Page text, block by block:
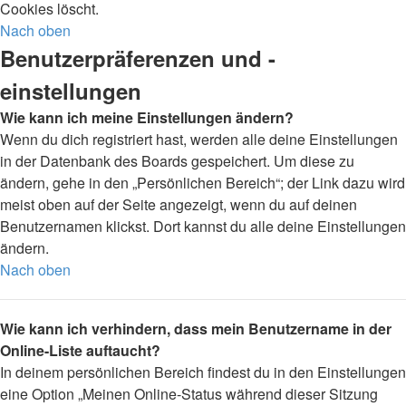
Cookies löscht.
Nach oben
Benutzerpräferenzen und -
einstellungen
Wie kann ich meine Einstellungen ändern?
Wenn du dich registriert hast, werden alle deine Einstellungen
in der Datenbank des Boards gespeichert. Um diese zu
ändern, gehe in den „Persönlichen Bereich“; der Link dazu wird
meist oben auf der Seite angezeigt, wenn du auf deinen
Benutzernamen klickst. Dort kannst du alle deine Einstellungen
ändern.
Nach oben
Wie kann ich verhindern, dass mein Benutzername in der
Online-Liste auftaucht?
In deinem persönlichen Bereich findest du in den Einstellungen
eine Option „Meinen Online-Status während dieser Sitzung